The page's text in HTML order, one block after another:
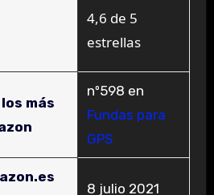
4,6 de 5
estrellas
más
nº598 en
Fundas para
GPS
8 julio 2021